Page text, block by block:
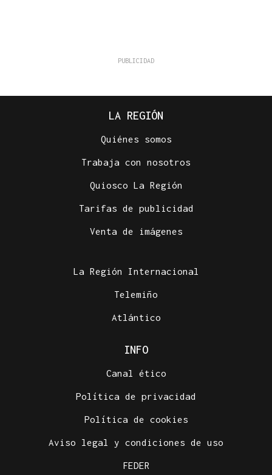
LA REGIÓN
Quiénes somos
Trabaja con nosotros
Quiosco La Región
Tarifas de publicidad
Venta de imágenes
La Región Internacional
Telemiño
Atlántico
INFO
Canal ético
Política de privacidad
Política de cookies
Aviso legal y condiciones de uso
FEDER